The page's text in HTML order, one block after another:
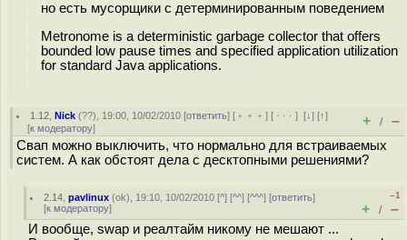
но есть мусорщики с детерминированным поведением
Metronome is a deterministic garbage collector that offers
bounded low pause times and specified application utilization
for standard Java applications.
1.12 ,Nick (??), 19:00, 10/02/2010 [ответить] [ ﹢﹢﹢] [ · · ·][↓] [↑]
[к модератору] + / –
Свап можно выключить, что нормально для встраиваемых
систем. А как обстоят дела с десктопными решениями?
2.14 ,pavlinux (ok), 19:10, 10/02/2010 [^] [^^] [^^^] [ответить]
[к модератору]
–1
+ / –
И вообще, swap и реалтайм никому не мешают ...